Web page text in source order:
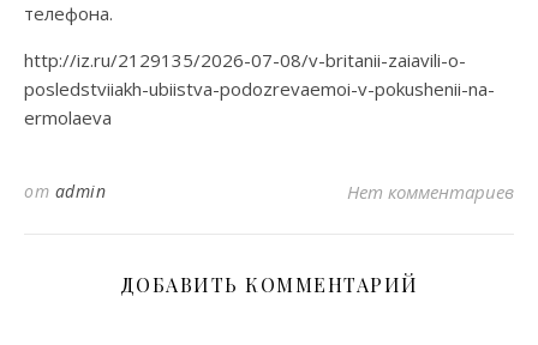
телефона.
http://iz.ru/2129135/2026-07-08/v-britanii-zaiavili-o-
posledstviiakh-ubiistva-podozrevaemoi-v-pokushenii-na-
ermolaeva
от admin Нет комментариев
ДОБАВИТЬ КОММЕНТАРИЙ